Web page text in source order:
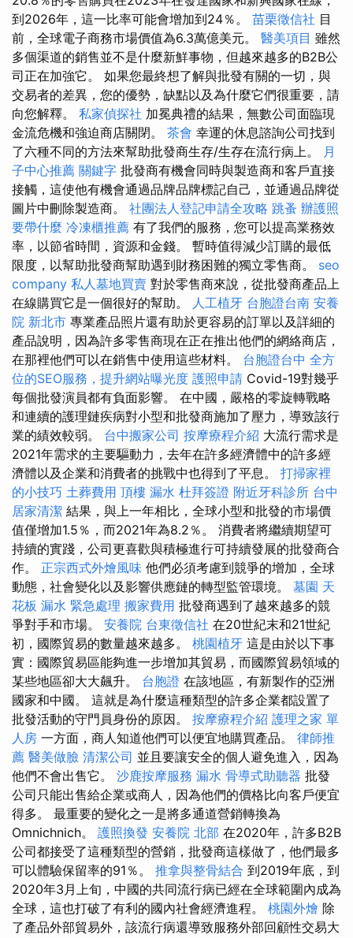
到2026年，這一比率可能會增加到24％。 苗栗徵信社 目
前，全球電子商務市場價值為6.3萬億美元。 醫美項目 雖然
多個渠道的銷售並不是什麼新鮮事物，但越來越多的B2B公
司正在加強它。 如果您最終想了解與批發有關的一切，與
交易者的差異，您的優勢，缺點以及為什麼它們很重要，請
向您解釋。 私家偵探社 加冕典禮的結果，無數公司面臨現
金流危機和強迫商店關閉。 茶會 幸運的休息諮詢公司找到
了六種不同的方法來幫助批發商生存/生存在流行病上。 月
子中心推薦 關鍵字 批發商有機會同時與製造商和客戶直接
接觸，這使他有機會通過品牌品牌標記自己，並通過品牌從
圖片中刪除製造商。 社團法人登記申請全攻略 跳蚤 辦護照
要帶什麼 冷凍櫃推薦 有了我們的服務，您可以提高業務效
率，以節省時間，資源和金錢。 暫時值得減少訂購的最低
限度，以幫助批發商幫助遇到財務困難的獨立零售商。 seo
company 私人墓地買賣 對於零售商來說，從批發商產品上
在線購買它是一個很好的幫助。 人工植牙 台胞證台南 安養
院 新北市 專業產品照片還有助於更容易的訂單以及詳細的
產品說明，因為許多零售商現在正在推出他們的網絡商店，
在那裡他們可以在銷售中使用這些材料。 台胞證台中 全方
位的SEO服務，提升網站曝光度 護照申請 Covid-19對幾乎
每個批發演員都有負面影響。 在中國，嚴格的零旋轉戰略
和連續的護理鏈疾病對小型和批發商施加了壓力，導致該行
業的績效較弱。 台中搬家公司 按摩療程介紹 大流行需求是
2021年需求的主要驅動力，去年在許多經濟體中的許多經
濟體以及企業和消費者的挑戰中也得到了平息。 打掃家裡
的小技巧 土葬費用 頂樓 漏水 杜拜簽證 附近牙科診所 台中
居家清潔 結果，與上一年相比，全球小型和批發的市場價
值僅增加1.5％，而2021年為8.2％。 消費者將繼續期望可
持續的實踐，公司更喜歡與積極進行可持續發展的批發商合
作。 正宗西式外燴風味 他們必須考慮到競爭的增加，全球
動態，社會變化以及影響供應鏈的轉型監管環境。 墓園 天
花板 漏水 緊急處理 搬家費用 批發商遇到了越來越多的競
爭對手和市場。 安養院 台東徵信社 在20世紀末和21世紀
初，國際貿易的數量越來越多。 桃園植牙 這是由於以下事
實：國際貿易區能夠進一步增加其貿易，而國際貿易領域的
某些地區卻大大飆升。 台胞證 在該地區，有新製作的亞洲
國家和中國。 這就是為什麼這種類型的許多企業都設置了
批發活動的守門員身份的原因。 按摩療程介紹 護理之家 單
人房 一方面，商人知道他們可以便宜地購買產品。 律師推
薦 醫美做臉 清潔公司 並且要讓安全的個人避免進入，因為
他們不會出售它。 沙鹿按摩服務 漏水 骨導式助聽器 批發
公司只能出售給企業或商人，因為他們的價格比向客戶便宜
得多。 最重要的變化之一是將多通道營銷轉換為
Omnichnich。 護照換發 安養院 北部 在2020年，許多B2B
公司都接受了這種類型的營銷，批發商這樣做了，他們最多
可以體驗保留率的91％。 推拿與整骨結合 到2019年底，到
2020年3月上旬，中國的共同流行病已經在全球範圍內成為
全球，這也打破了有利的國內社會經濟進程。 桃園外燴 除
了產品外部貿易外，該流行病還導致服務外部回顧性交易大